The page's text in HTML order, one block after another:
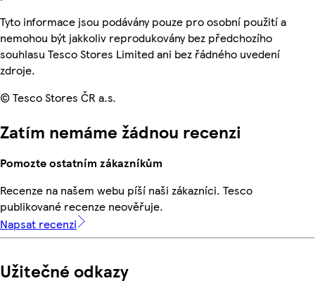
Tyto informace jsou podávány pouze pro osobní použití a
nemohou být jakkoliv reprodukovány bez předchozího
souhlasu Tesco Stores Limited ani bez řádného uvedení
zdroje.
© Tesco Stores ČR a.s.
Zatím nemáme žádnou recenzi
Pomozte ostatním zákazníkům
Recenze na našem webu píší naši zákazníci. Tesco
publikované recenze neověřuje.
Napsat recenzi
Užitečné odkazy